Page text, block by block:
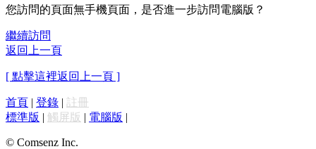
您訪問的頁面無手機頁面，是否進一步訪問電腦版？
繼續訪問
返回上一頁
[ 點擊這裡返回上一頁 ]
首頁 | 登錄 | 註冊
標準版 | 觸屏版 | 電腦版 |
© Comsenz Inc.